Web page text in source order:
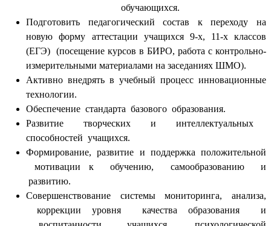
обучающихся.
Подготовить педагогический состав к переходу на
новую форму аттестации учащихся 9-х, 11-х классов
(ЕГЭ) (посещение курсов в БИРО, работа с контрольно-
измерительными материалами на заседаниях ШМО).
Активно внедрять в учебный процесс инновационные
технологии.
Обеспечение стандарта базового образования.
Развитие творческих и интеллектуальных
способностей учащихся.
Формирование, развитие и поддержка положительной
мотивации к обучению, самообразованию и
развитию.
Совершенствование системы мониторинга, анализа,
коррекции уровня качества образования и